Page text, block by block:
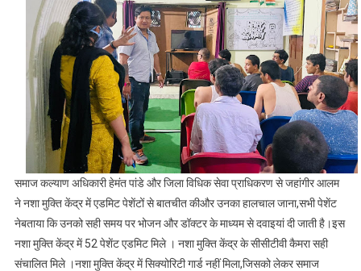
समाज कल्याण अधिकारी हेमंत पांडे और जिला विधिक सेवा प्राधिकरण से जहांगीर आलम
ने नशा मुक्ति केंद्र में एडमिट पेशेंटों से बातचीत कीऔर उनका हालचाल जाना,सभी पेशेंट
नेबताया कि उनको सही समय पर भोजन और डॉक्टर के माध्यम से दवाइयां दी जाती है।इस
नशा मुक्ति केंद्र में 52 पेशेंट एडमिट मिले । नशा मुक्ति केंद्र के सीसीटीवी कैमरा सही
संचालित मिले ।नशा मुक्ति केंद्र में सिक्योरिटी गार्ड नहीं मिला,जिसको लेकर समाज